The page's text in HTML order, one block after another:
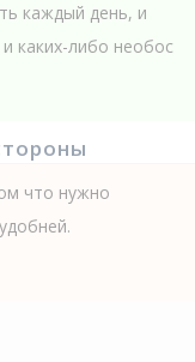
каждый день, и
каких-либо необос
что нужно